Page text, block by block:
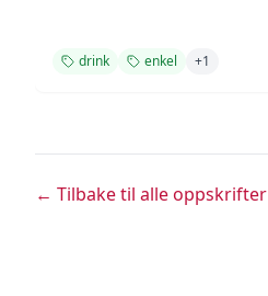
drink enkel +1
← Tilbake til alle oppskrifter